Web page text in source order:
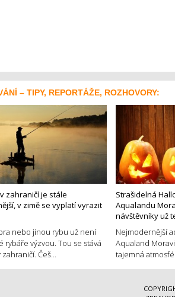
– TIPY, REPORTÁŽE, ROZHOVORY:
zahraničí je stále
v zimě se vyplatí vyrazit
nebo jinou rybu už není
rybáře výzvou. Tou se stává
Češ...
Strašidelná
Aqualandu
návštěvníky už
Nejmodernější
Aqualand
tajemná